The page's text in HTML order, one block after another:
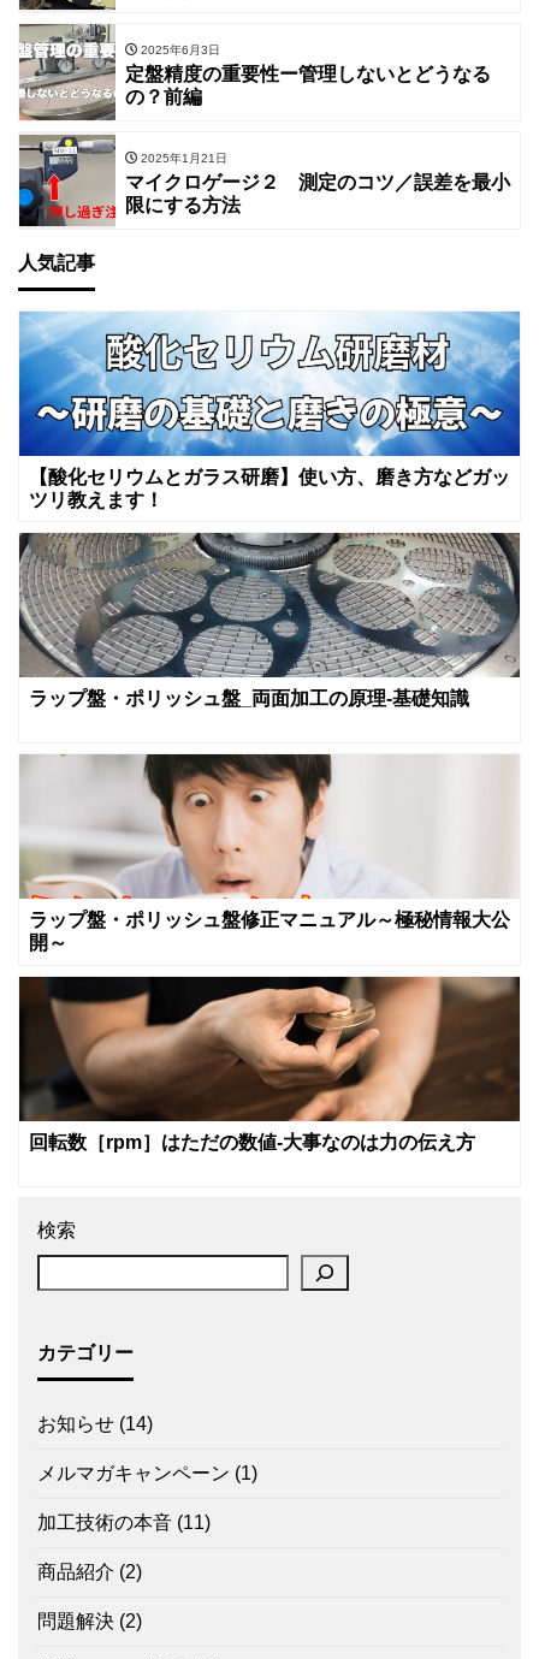
2025年6月3日
定盤精度の重要性ー管理しないとどうなる
の？前編
2025年1月21日
マイクロゲージ２ 測定のコツ／誤差を最小
限にする方法
人気記事
【酸化セリウムとガラス研磨】使い方、磨き方などガッ
ツリ教えます！
ラップ盤・ポリッシュ盤_両面加工の原理-基礎知識
ラップ盤・ポリッシュ盤修正マニュアル～極秘情報大公
開～
回転数［rpm］はただの数値‐大事なのは力の伝え方
検索
カテゴリー
お知らせ (14)
メルマガキャンペーン (1)
加工技術の本音 (11)
商品紹介 (2)
問題解決 (2)